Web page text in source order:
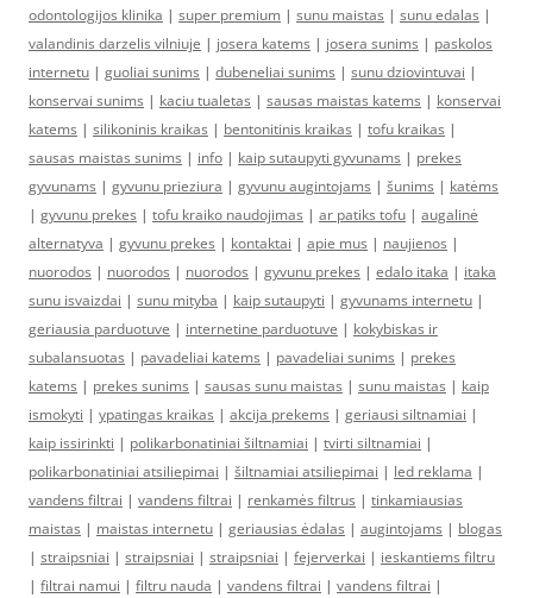
odontologijos klinika | super premium | sunu maistas | sunu edalas |
valandinis darzelis vilniuje | josera katems | josera sunims | paskolos
internetu | guoliai sunims | dubeneliai sunims | sunu dziovintuvai |
konservai sunims | kaciu tualetas | sausas maistas katems | konservai
katems | silikoninis kraikas | bentonitinis kraikas | tofu kraikas |
sausas maistas sunims | info | kaip sutaupyti gyvunams | prekes
gyvunams | gyvunu prieziura | gyvunu augintojams | šunims | katėms
| gyvunu prekes | tofu kraiko naudojimas | ar patiks tofu | augalinė
alternatyva | gyvunu prekes | kontaktai | apie mus | naujienos |
nuorodos | nuorodos | nuorodos | gyvunu prekes | edalo itaka | itaka
sunu isvaizdai | sunu mityba | kaip sutaupyti | gyvunams internetu |
geriausia parduotuve | internetine parduotuve | kokybiskas ir
subalansuotas | pavadeliai katems | pavadeliai sunims | prekes
katems | prekes sunims | sausas sunu maistas | sunu maistas | kaip
ismokyti | ypatingas kraikas | akcija prekems | geriausi siltnamiai |
kaip issirinkti | polikarbonatiniai šiltnamiai | tvirti siltnamiai |
polikarbonatiniai atsiliepimai | šiltnamiai atsiliepimai | led reklama |
vandens filtrai | vandens filtrai | renkamės filtrus | tinkamiausias
maistas | maistas internetu | geriausias ėdalas | augintojams | blogas
| straipsniai | straipsniai | straipsniai | fejerverkai | ieskantiems filtru
| filtrai namui | filtru nauda | vandens filtrai | vandens filtrai |